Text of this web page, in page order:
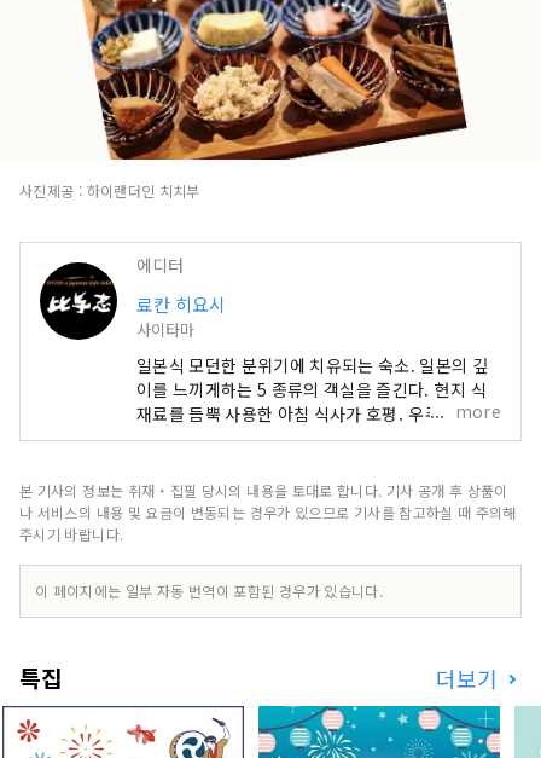
사진제공 : 하이랜더인 치치부
에디터
료칸 히요시
사이타마
일본식 모던한 분위기에 치유되는 숙소. 일본의 깊
이를 느끼게하는 5 종류의 객실을 즐긴다. 현지 식
재료를 듬뿍 사용한 아침 식사가 호평. 우주선 안과
같은 미래형 파우더 룸. 자연을 느끼면서 즐기는 전
지는 공간. 조용하면서도 화려하고 존재감있는 "야
초"가 물들인다. 세이부 치치부역 도보 8분. 묵고 아
more
본 기사의 정보는 취재・집필 당시의 내용을 토대로 합니다. 기사 공개 후 상품이
나 서비스의 내용 및 요금이 변동되는 경우가 있으므로 기사를 참고하실 때 주의해
주시기 바랍니다.
이 페이지에는 일부 자동 번역이 포함된 경우가 있습니다.
특집 더보기